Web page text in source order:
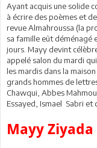
Ayant acquis une solide
à écrire des poèmes et
revue Almahroussa (la
sa famille eût déménagé
jours. Mayy devint
appelé salon du mardi
les mardis dans la
grands hommes de
Chawqui, Abbes
Essayed, Ismael Sabri et
Mayy